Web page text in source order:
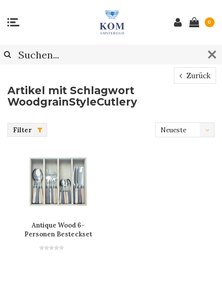
0
Zurück
Artikel mit Schlagwort
WoodgrainStyleCutlery
Filter
Neueste
Antique Wood 6-
Personen Besteckset
'Timber Mix' in Holz-